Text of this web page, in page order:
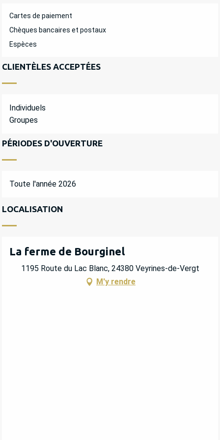
Cartes de paiement
Chèques bancaires et postaux
Espèces
CLIENTÈLES ACCEPTÉES
Individuels
Groupes
PÉRIODES D'OUVERTURE
Toute l'année 2026
LOCALISATION
La ferme de Bourginel
1195 Route du Lac Blanc, 24380 Veyrines-de-Vergt
M'y rendre